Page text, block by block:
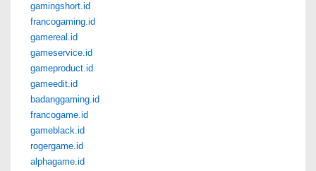
gamingshort.id
francogaming.id
gamereal.id
gameservice.id
gameproduct.id
gameedit.id
badanggaming.id
francogame.id
gameblack.id
rogergame.id
alphagame.id